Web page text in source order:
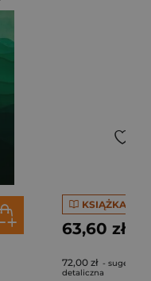
KSIĄŻKA
63,60 zł
72,00 zł -
detaliczna